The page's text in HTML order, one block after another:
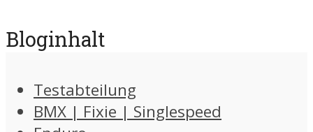
Bloginhalt
Testabteilung
BMX | Fixie | Singlespeed